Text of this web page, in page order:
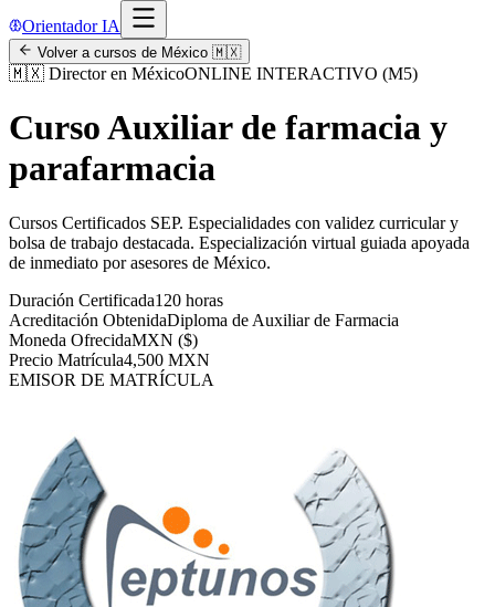
Orientador IA
Volver a cursos de México 🇲🇽
🇲🇽 Director en MéxicoONLINE INTERACTIVO (M5)
Curso Auxiliar de farmacia y
parafarmacia
Cursos Certificados SEP. Especialidades con validez curricular y
bolsa de trabajo destacada. Especialización virtual guiada apoyada
de inmediato por asesores de México.
Duración Certificada120 horas
Acreditación ObtenidaDiploma de Auxiliar de Farmacia
Moneda OfrecidaMXN ($)
Precio Matrícula4,500 MXN
EMISOR DE MATRÍCULA